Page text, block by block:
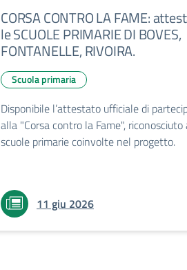
CORSA CONTRO LA FAME:
le SCUOLE PRIMARIE DI BOVES,
FONTANELLE, RIVOIRA.
Scuola primaria
Disponibile l’attestato ufficiale di
alla "Corsa contro la Fame",
scuole primarie coinvolte nel progetto.
11 giu 2026